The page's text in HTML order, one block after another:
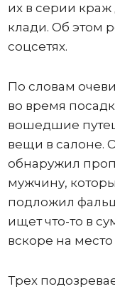
их в серии
клади. Об этом
соцсетях.
По словам
во время
вошедшие
вещи в салоне.
обнаружил
мужчину,
подложил
ищет что-то в
вскоре на
Трех